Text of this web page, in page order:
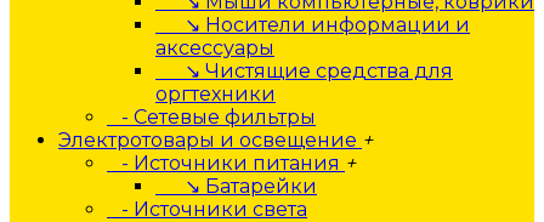
↘ Носители информации и
аксессуары
↘ Чистящие средства для
оргтехники
- Сетевые фильтры
Электротовары и освещение +
- Источники питания +
↘ Батарейки
- Источники света